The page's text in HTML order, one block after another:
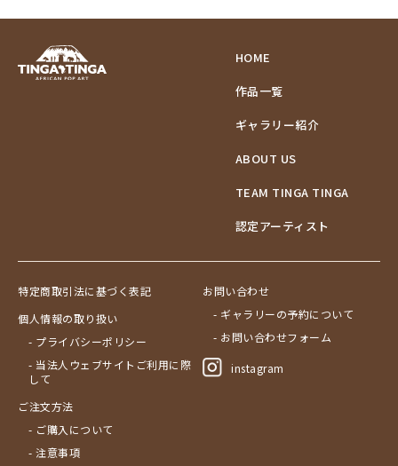
HOME
作品一覧
ギャラリー紹介
ABOUT US
TEAM TINGA TINGA
認定アーティスト
特定商取引法に基づく表記
個人情報の取り扱い
- プライバシーポリシー
- 当法人ウェブサイトご利用に際
して
ご注文方法
- ご購入について
- 注意事項
お問い合わせ
- ギャラリーの予約について
- お問い合わせフォーム
instagram